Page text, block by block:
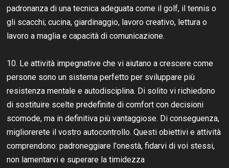
padronanza di una tecnica adeguata come il golf, il tennis o
gli scacchi; cucina, giardinaggio, lavoro creativo, lettura o
lavoro a maglia e capacità di comunicazione.
10. Le attività impegnative che vi aiutano a crescere come
persone sono un sistema perfetto per sviluppare più
resistenza mentale e autodisciplina. Di solito vi richiedono
di sostituire scelte predefinite di comfort con decisioni
scomode, ma in definitiva più vantaggiose. Di conseguenza,
migliorerete il vostro autocontrollo. Questi obiettivi e attività
comprendono: padroneggiare l'onestà, fidarvi di voi stessi,
non lamentarvi e superare la timidezza